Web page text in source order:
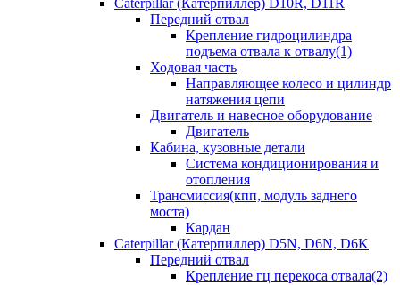
Caterpillar (Катерпиллер) D10R, D11R
Передний отвал
Крепление гидроцилиндра
подъема отвала к отвалу(1)
Ходовая часть
Направляющее колесо и цилиндр
натяжения цепи
Двигатель и навесное оборудование
Двигатель
Кабина, кузовные детали
Система кондиционирования и
отопления
Трансмиссия(кпп, модуль заднего
моста)
Кардан
Caterpillar (Катерпиллер) D5N, D6N, D6K
Передний отвал
Крепление гц перекоса отвала(2)